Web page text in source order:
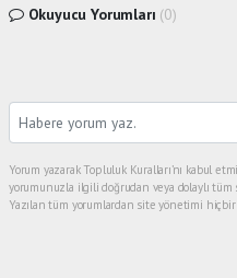
Okuyucu Yorumları (0)
Yorum yazarak Topluluk Kuralları’nı kabul
yorumunuzla ilgili doğrudan veya dolaylı
Yazılan tüm yorumlardan site yönetimi